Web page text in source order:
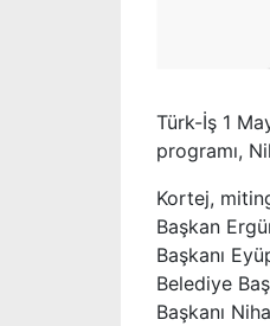
Türk-İş 1
programı,
Kortej,
Başkan
Başkanı
Belediye
Başkanı